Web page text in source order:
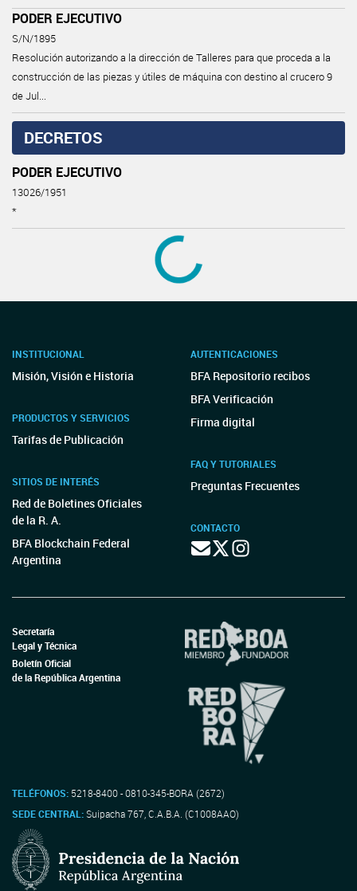
PODER EJECUTIVO
S/N/1895
Resolución autorizando a la dirección de Talleres para que proceda a la
construcción de las piezas y útiles de máquina con destino al crucero 9
de Jul...
DECRETOS
PODER EJECUTIVO
13026/1951
*
INSTITUCIONAL
Misión, Visión e Historia
PRODUCTOS Y SERVICIOS
Tarifas de Publicación
SITIOS DE INTERÉS
Red de Boletines Oficiales
de la R. A.
BFA Blockchain Federal
Argentina
AUTENTICACIONES
BFA Repositorio recibos
BFA Verificación
Firma digital
FAQ Y TUTORIALES
Preguntas Frecuentes
CONTACTO
Secretaría
Legal y Técnica
Boletín Oficial
de la República Argentina
TELÉFONOS: 5218-8400 - 0810-345-BORA (2672)
SEDE CENTRAL:Suipacha 767, C.A.B.A. (C1008AAO)